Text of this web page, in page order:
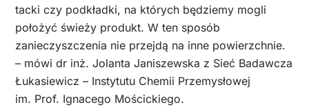
tacki czy podkładki, na których będziemy mogli
położyć świeży produkt. W ten sposób
zanieczyszczenia nie przejdą na inne powierzchnie.
– mówi dr inż. Jolanta Janiszewska z Sieć Badawcza
Łukasiewicz – Instytutu Chemii Przemysłowej
im. Prof. Ignacego Mościckiego.